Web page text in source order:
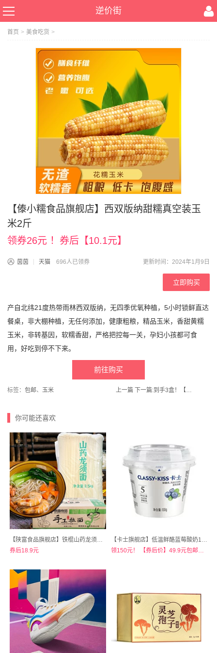
逆价街
首页 > 美食吃货 >
【傣小糯食品旗舰店】西双版纳甜糯真空装玉
米2斤
领券26元 ！券后【10.1元】
茵茵 天猫 696人已领券 更新时间：2024年1月9日
立即购买
产自北纬21度热带雨林西双版纳，无四季优氧种植，5小时锁鲜直达
餐桌，非大棚种植，无任何添加，健康粗粮，精品玉米，香甜黄糯
玉米，非转基因，软糯香甜，严格把控每一关，孕妇小孩都可食
用，好吃到停不下来。
前往购买
标签： 包邮、 玉米 上一篇 下一篇: 到手3盒！【五谷渔粉旗舰店】粉丝米线3盒组合
你可能还喜欢
【陕富食品旗舰店】铁棍山药龙须面5斤装
券后18.9元
【卡士旗舰店】低温鲜酪蓝莓酸奶100克*18杯
领150元！ 【券后价】49.9元包邮秒杀